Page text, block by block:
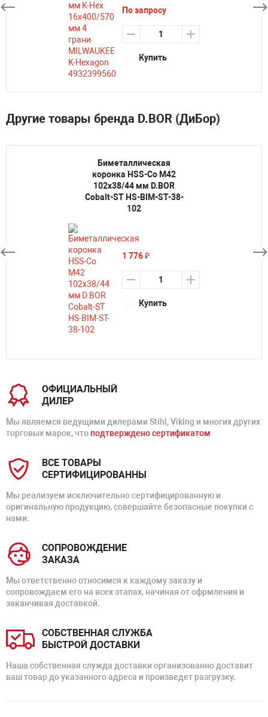
По запросу
Купить
Другие товары бренда D.BOR (ДиБор)
Биметаллическая
коронка HSS-Co M42
102х38/44 мм D.BOR
Cobalt-ST HS-BIM-ST-38-
102
1 776₽
Купить
ОФИЦИАЛЬНЫЙ
ДИЛЕР
Мы являемся ведущими дилерами Stihl, Viking и многих других
торговых марок, что подтверждено сертификатом
ВСЕ ТОВАРЫ
СЕРТИФИЦИРОВАННЫ
Мы реализуем исключительно сертифицированную и
оригинальную продукцию, совершайте безопасные покупки с
нами.
СОПРОВОЖДЕНИЕ
ЗАКАЗА
Мы ответственно относимся к каждому заказу и
сопровождаем его на всех этапах, начиная от офрмления и
заканчивая доставкой.
СОБСТВЕННАЯ СЛУЖБА
БЫСТРОЙ ДОСТАВКИ
Наша собственная служда доставки организованно доставит
ваш товар до указанного адреса и произведет разгрузку.